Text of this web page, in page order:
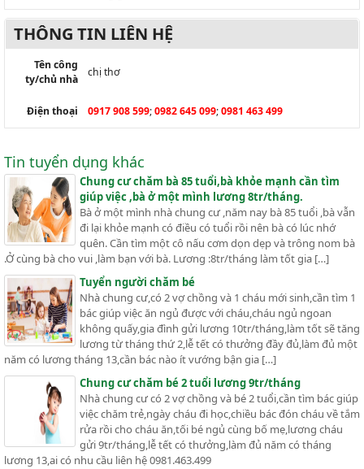
THÔNG TIN LIÊN HỆ
Tên công
ty/chủ nhà
chị thơ
Điện thoại 0917 908 599;0982 645 099;0981 463 499
Tin tuyển dụng khác
Chung cư chăm bà 85 tuổi,bà khỏe mạnh cần tìm
giúp việc ,bà ở một mình lương 8tr/tháng.
Bà ở một mình nhà chung cư ,năm nay bà 85 tuổi ,bà vẫn
đi lại khỏe mạnh có điều có tuổi rồi nên bà có lúc nhớ
quên. Cần tìm một cô nấu cơm dọn dẹp và trông nom bà
.Ở cùng bà cho vui ,làm bạn với bà. Lương :8tr/tháng làm tốt gia […]
Tuyển người chăm bé
Nhà chung cư,có 2 vợ chồng và 1 cháu mới sinh,cần tìm 1
bác giúp việc ăn ngủ được với cháu,cháu ngủ ngoan
không quấy,gia đình gửi lương 10tr/tháng,làm tốt sẽ tăng
lương từ tháng thứ 2,lễ tết có thưởng đầy đủ,làm đủ một
năm có lương tháng 13,cần bác nào ít vướng bận gia […]
Chung cư chăm bé 2 tuổi lương 9tr/tháng
Nhà chung cư có 2 vợ chồng và bé 2 tuổi,cần tìm bác giúp
việc chăm trẻ,ngày cháu đi học,chiều bác đón cháu về tắm
rửa rồi cho cháu ăn,tối bé ngủ cùng bố mẹ,lương cháu
gửi 9tr/tháng,lễ tết có thưởng,làm đủ năm có tháng
lương 13,ai có nhu cầu liên hệ 0981.463.499